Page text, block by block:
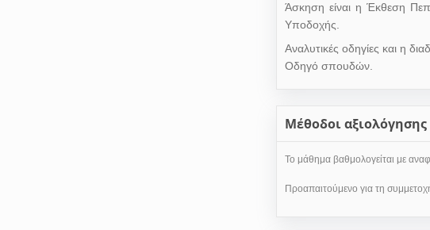
Άσκηση είναι η Έκθεση
Υποδοχής.
Αναλυτικές οδηγίες και η
Οδηγό σπουδών.
Mέθοδοι αξιολόγησης
Το μάθημα βαθμολογείται με
Προαπαιτούμενο για τη